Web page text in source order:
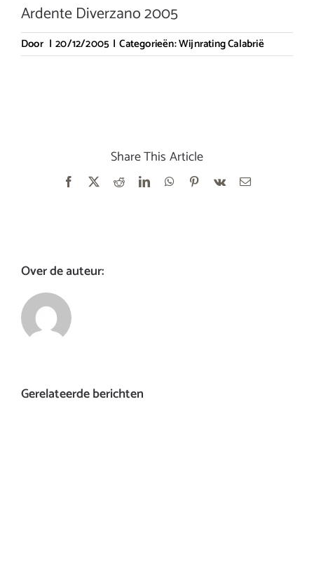
Ardente Diverzano 2005
Door | 20/12/2005 | Categorieën:Wijnrating Calabrië
Share This Article
Facebook RedditLinkedInWhatsApp
Pinterest
Vk
E-
Over de auteur:
Gerelateerde berichten